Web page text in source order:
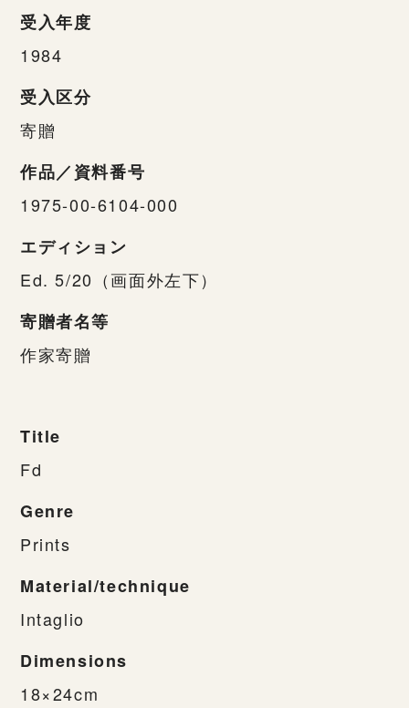
受入年度
1984
受入区分
寄贈
作品／資料番号
1975-00-6104-000
エディション
Ed. 5/20（画面外左下）
寄贈者名等
作家寄贈
Title
Fd
Genre
Prints
Material/technique
Intaglio
Dimensions
18×24cm